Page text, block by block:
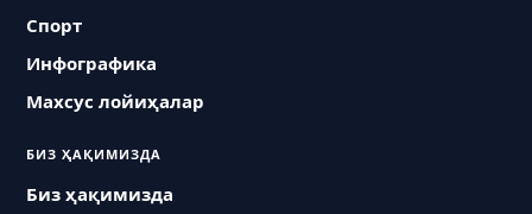
Спорт
Инфографика
Махсус лойиҳалар
БИЗ ҲАҚИМИЗДА
Биз ҳақимизда